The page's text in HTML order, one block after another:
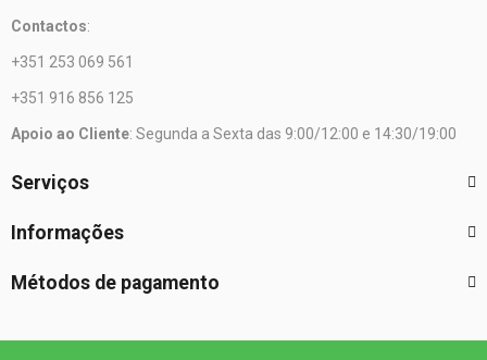
Contactos:
+351 253 069 561
+351 916 856 125
Apoio ao Cliente: Segunda a Sexta das 9:00/12:00 e 14:30/19:00
Serviços
Informações
Métodos de pagamento